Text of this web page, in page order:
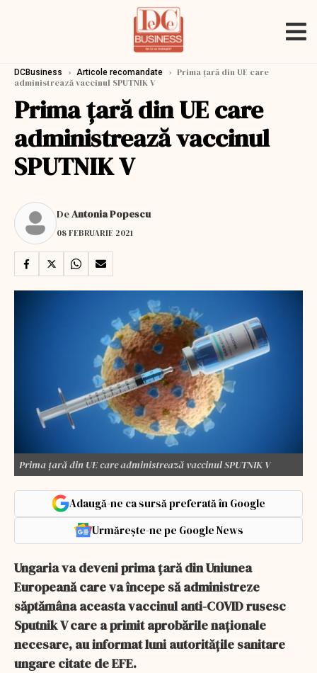
DCBusiness › Articole recomandate › Prima țară din UE care
administrează vaccinul SPUTNIK V
Prima țară din UE care
administrează vaccinul
SPUTNIK V
DeAntonia Popescu
08 FEBRUARIE 2021
Prima țară din UE care administrează vaccinul SPUTNIK V
Adaugă-ne ca sursă preferată în Google
Urmărește-ne pe Google News
Ungaria va deveni prima ţară din Uniunea
Europeană care va începe să administreze
săptămâna aceasta vaccinul anti-COVID rusesc
Sputnik V care a primit aprobările naţionale
necesare, au informat luni autorităţile sanitare
ungare citate de EFE.